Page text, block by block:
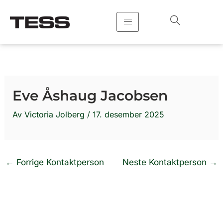
rett
Eve Åshaug Jacobsen
Av Victoria Jolberg / 17. desember 2025
← Forrige Kontaktperson Neste Kontaktperson →